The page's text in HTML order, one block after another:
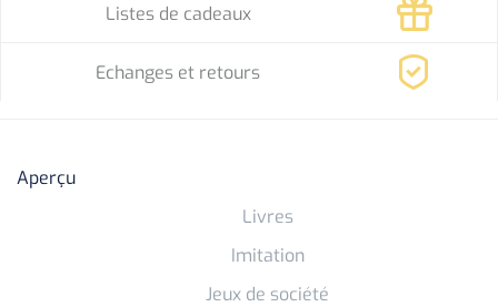
Listes de cadeaux
Echanges et retours
Aperçu
Livres
Imitation
Jeux de société